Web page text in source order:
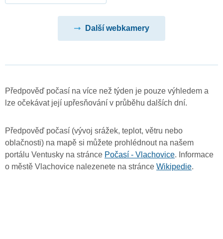
Další webkamery
Předpověď počasí na více než týden je pouze výhledem a
lze očekávat její upřesňování v průběhu dalších dní.
Předpověď počasí (vývoj srážek, teplot, větru nebo
oblačnosti) na mapě si můžete prohlédnout na našem
portálu Ventusky na stránce Počasí - Vlachovice. Informace
o městě Vlachovice nalezenete na stránce Wikipedie.